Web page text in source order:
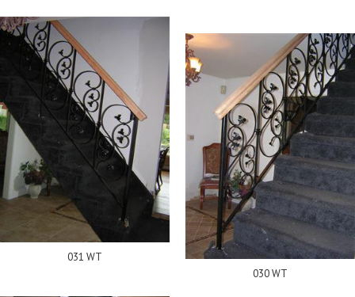
031 WT
030 WT